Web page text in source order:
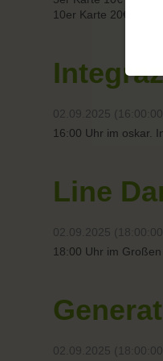
10er Karte 20€
02.09.2025
16:00 Uhr im oskar.
Line
02.09.2025
18:00 Uhr im Großen
02.09.2025 (18:00:00)